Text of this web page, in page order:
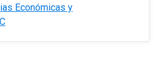
Económicas y